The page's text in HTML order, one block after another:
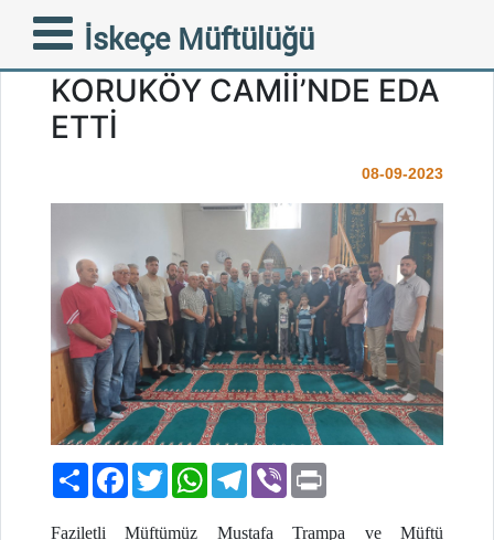
İskeçe Müftülüğü
MÜFTÜMÜZ TRAMPA
CUMA NAMAZINI
KORUKÖY CAMİİ’NDE EDA
ETTİ
08-09-2023
PaylaşFacebook
TwitterWhatsAppTelegram
Viber
Faziletli Müftümüz Mustafa Trampa ve Müftü